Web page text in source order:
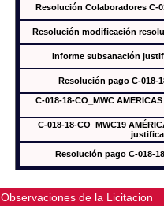
Resolución Colaboradores C-
Resolución modificación
Informe subsanación
Resolución pago C-018-
C-018-18-CO_MWC
C-018-18-CO_MWC19
Resolución pago C-018-
Observaciones de la Licitacion